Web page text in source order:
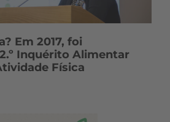
Em 2017, foi
Inquérito Alimentar
Física